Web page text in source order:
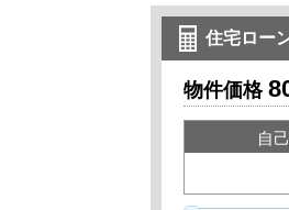
住宅ロー
物件価格
自